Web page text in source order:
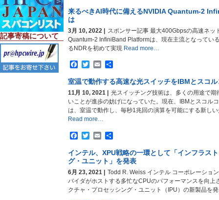
記事寄稿について
来るべきAI時代に備えるNVIDIA Quantum-2
は
3月 10, 2022 |
スポンサー記事 最大400Gbpsの高速ネッ
Quantum-2 InfiniBand Platformは、現在主流となってい
るNDRを初めて実現Read more…
Facebook
TwitterEmail
共
室温で動作する高速な光スイッチをIBMとスコ
11月 10, 2021 |
光スイッチング技術は、多くの用途で
いことが進歩の妨げになっていた。現在、IBMとスコル
は、室温で動作し、毎秒1兆回の演算を可能にする新し
Read more…
Facebook
TwitterEmail
共
インテル、XPU戦略の一環として「インフラス
グ・ユニット」を発表
6月 23, 2021 | Todd R. Weiss インテル コーポレーショ
バイダがホストする多忙なCPUのパフォーマンスを向上
クチャ・プロセッシング・ユニット（IPU）の新製品を